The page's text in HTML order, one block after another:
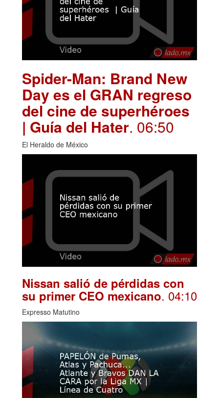
Spider-Man: Brand New
Day es el GRAN regreso
del cine de superhéroes
| Guía del Hater. 06:50
El Heraldo de México
Nissan salió de pérdidas con
su primer CEO mexicano. 04:10
Expresso Matutino